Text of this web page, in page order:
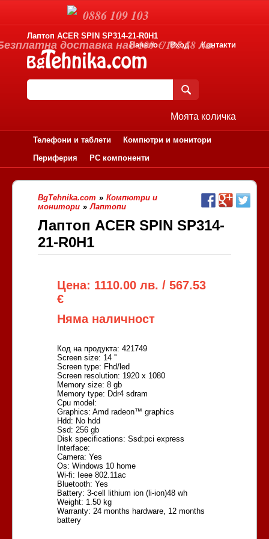
Лаптоп ACER SPIN SP314-21-R0H1
Начало
Вход Контакти
Моята количка
Телефони и таблети
Компютри и монитори
Периферия
PC компоненти
BgTehnika.com » Компютри и
монитори » Лаптопи
Лаптоп ACER SPIN SP314-
21-R0H1
Цена: 1110.00 лв. / 567.53
€
Няма наличност
Код на продукта: 421749
Screen size: 14 ''
Screen type: Fhd/led
Screen resolution: 1920 x 1080
Memory size: 8 gb
Memory type: Ddr4 sdram
Cpu model:
Graphics: Amd radeon™ graphics
Hdd: No hdd
Ssd: 256 gb
Disk specifications: Ssd:pci express
Interface:
Camera: Yes
Os: Windows 10 home
Wi-fi: Ieee 802.11ac
Bluetooth: Yes
Battery: 3-cell lithium ion (li-ion)48 wh
Weight: 1.50 kg
Warranty: 24 months hardware, 12 months
battery
0886 109 103
доставка над 100 €/195.58 лв.